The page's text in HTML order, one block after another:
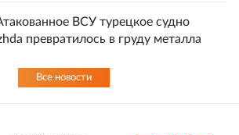
ВСУ турецкое судно
превратилось в груду металла
Все новости